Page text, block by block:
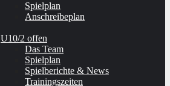
Spielplan
Anschreibeplan
U10/2 offen
Das Team
Spielplan
Spielberichte & News
Trainingszeiten